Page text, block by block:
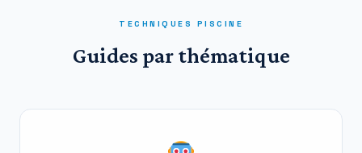
TECHNIQUES PISCINE
Guides par thématique